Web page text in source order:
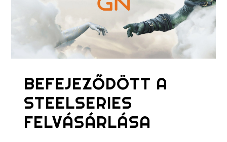
BEFEJEZŐDÖTT A
STEELSERIES
FELVÁSÁRLÁSA